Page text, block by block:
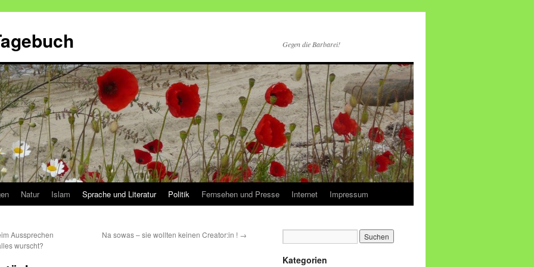
Gegen die Barbarei!
Natur Islam Sprache und Literatur Politik Fernsehen und Presse Internet Impressum
Aussprechen
wurscht?
Na sowas – sie wollten keinen Creator:in ! →
Kategorien